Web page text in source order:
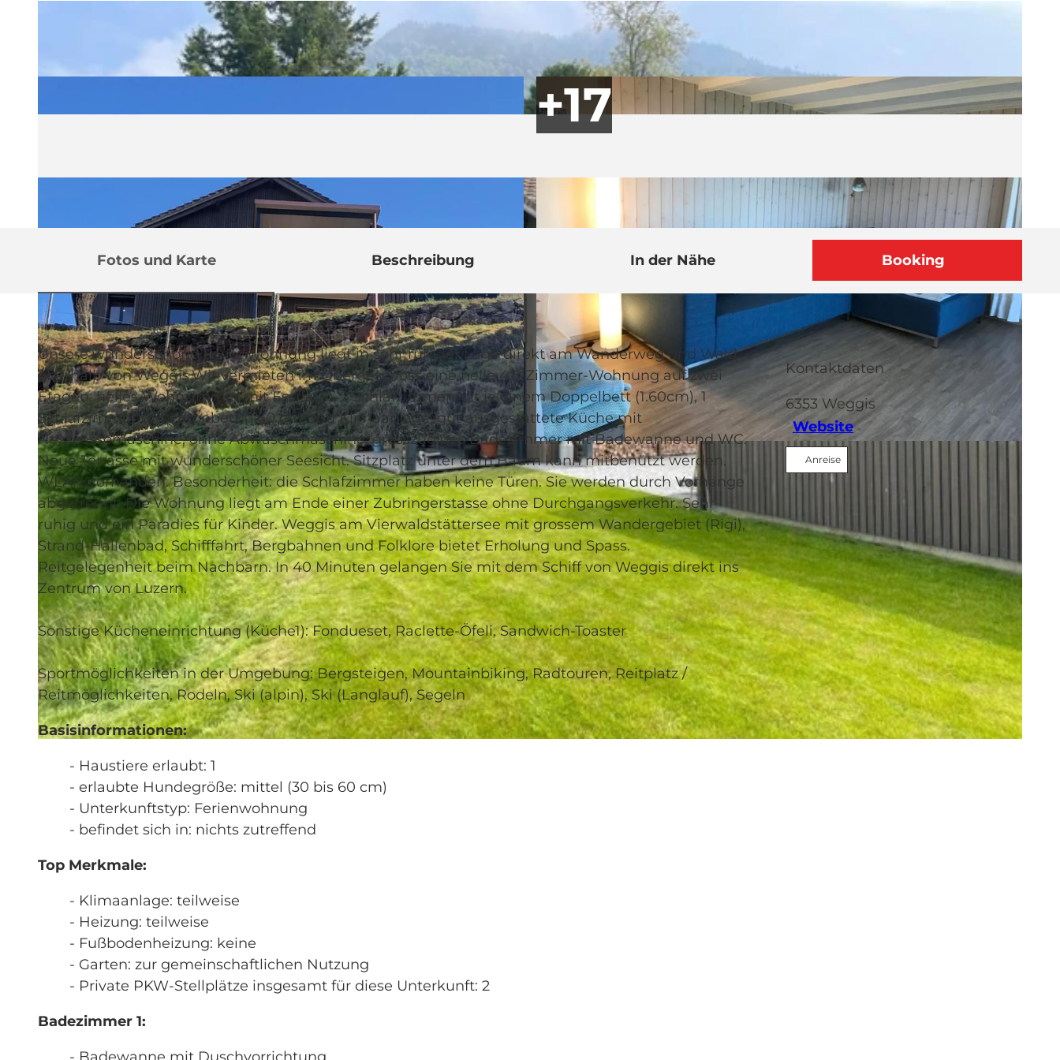
© swisshotel © swisshotel
Fotos und Karte Beschreibung In der Nähe Booking
Unsere wunderschöne Ferienwohnung liegt in sehr ruhiger Lage direkt am Wanderweg und Wald
oberhalb von Weggis.Wir vermieten im Obergeschoss eine helle 4.5-Zimmer-Wohnung auf zwei
Etagen: helles Wohnzimmer mit Essraum, 2 Schlafzimmer mit je einem Doppelbett (1.60cm), 1
Schlafzimmer mit Futonbett (1.60 cm)und Klimaanlage, gut ausgestattete Küche mit
Nespressomaschine, ohne Abwaschmaschine, grosszügiges Badezimmer mit Badewanne und WC.
Neue Terrasse mit wunderschöner Seesicht. Sitzplatz unter dem Baum kann mitbenützt werden.
WLAN vorhanden. Besonderheit: die Schlafzimmer haben keine Türen. Sie werden durch Vorhänge
abgetrennt. Die Wohnung liegt am Ende einer Zubringerstasse ohne Durchgangsverkehr. Sehr
ruhig und ein Paradies für Kinder. Weggis am Vierwaldstättersee mit grossem Wandergebiet (Rigi),
Strand-Hallenbad, Schifffahrt, Bergbahnen und Folklore bietet Erholung und Spass.
Reitgelegenheit beim Nachbarn. In 40 Minuten gelangen Sie mit dem Schiff von Weggis direkt ins
Zentrum von Luzern.
Sonstige Kücheneinrichtung (Küche1): Fondueset, Raclette-Öfeli, Sandwich-Toaster
Sportmöglichkeiten in der Umgebung: Bergsteigen, Mountainbiking, Radtouren, Reitplatz /
Reitmöglichkeiten, Rodeln, Ski (alpin), Ski (Langlauf), Segeln
Basisinformationen:
- Haustiere erlaubt: 1
- erlaubte Hundegröße: mittel (30 bis 60 cm)
- Unterkunftstyp: Ferienwohnung
- befindet sich in: nichts zutreffend
Top Merkmale:
- Klimaanlage: teilweise
- Heizung: teilweise
- Fußbodenheizung: keine
- Garten: zur gemeinschaftlichen Nutzung
- Private PKW-Stellplätze insgesamt für diese Unterkunft: 2
Badezimmer 1:
Kontaktdaten
6353 Weggis
Website
Anreise